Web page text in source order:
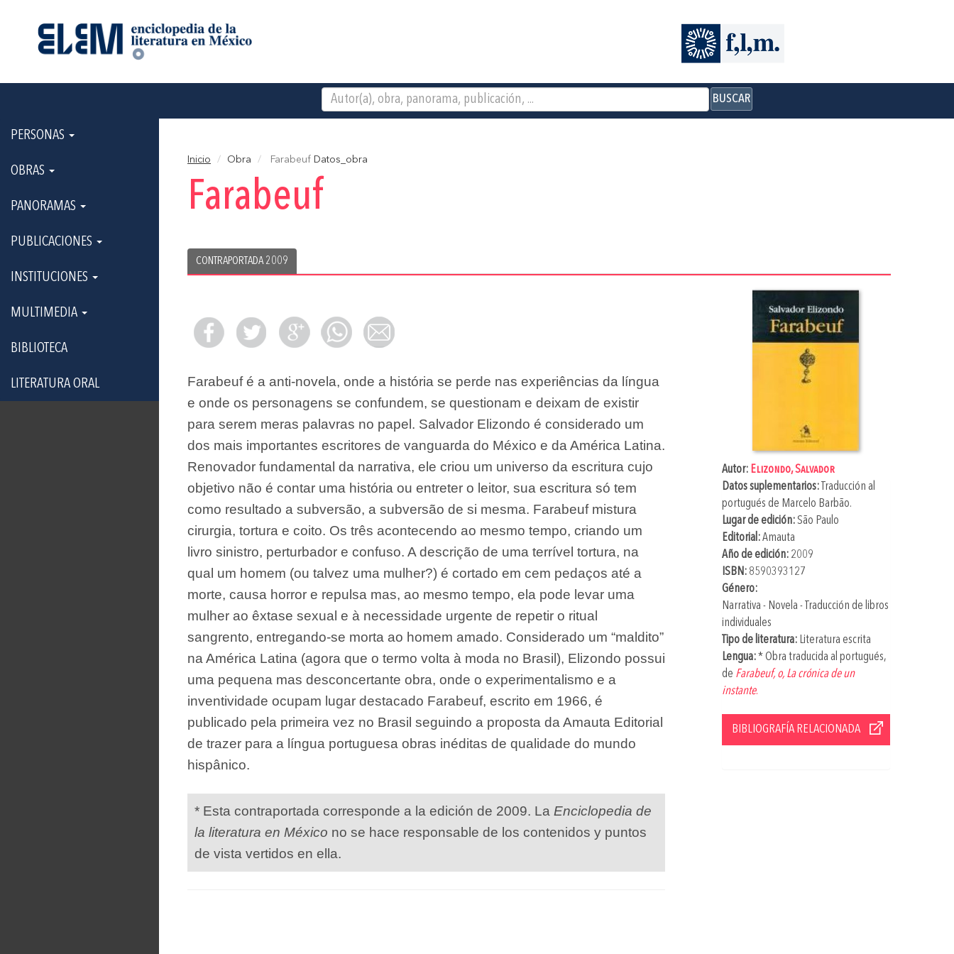
BUSCAR
PERSONAS
OBRAS
PANORAMAS
PUBLICACIONES
INSTITUCIONES
MULTIMEDIA
BIBLIOTECA
LITERATURA ORAL
Inicio Obra Farabeuf Datos_obra
Farabeuf
CONTRAPORTADA 2009
Autor: Elizondo, Salvador
Datos suplementarios: Traducción al
portugués de Marcelo Barbão.
Lugar de edición:São Paulo
Editorial:Amauta
Año de edición:2009
ISBN: 8590393127
Género:
Narrativa - Novela - Traducción de libros
individuales
Tipo de literatura:Literatura escrita
Lengua:* Obra traducida al portugués,
de Farabeuf, o, La crónica de un
instante.
BIBLIOGRAFÍA RELACIONADA
Farabeuf é a anti-novela, onde a história se perde nas experiências da língua
e onde os personagens se confundem, se questionam e deixam de existir
para serem meras palavras no papel. Salvador Elizondo é considerado um
dos mais importantes escritores de vanguarda do México e da América Latina.
Renovador fundamental da narrativa, ele criou um universo da escritura cujo
objetivo não é contar uma história ou entreter o leitor, sua escritura só tem
como resultado a subversão, a subversão de si mesma. Farabeuf mistura
cirurgia, tortura e coito. Os três acontecendo ao mesmo tempo, criando um
livro sinistro, perturbador e confuso. A descrição de uma terrível tortura, na
qual um homem (ou talvez uma mulher?) é cortado em cem pedaços até a
morte, causa horror e repulsa mas, ao mesmo tempo, ela pode levar uma
mulher ao êxtase sexual e à necessidade urgente de repetir o ritual
sangrento, entregando-se morta ao homem amado. Considerado um “maldito”
na América Latina (agora que o termo volta à moda no Brasil), Elizondo possui
uma pequena mas desconcertante obra, onde o experimentalismo e a
inventividade ocupam lugar destacado Farabeuf, escrito em 1966, é
publicado pela primeira vez no Brasil seguindo a proposta da Amauta Editorial
de trazer para a língua portuguesa obras inéditas de qualidade do mundo
hispânico.
* Esta contraportada corresponde a la edición de 2009. La Enciclopedia de
la literatura en México no se hace responsable de los contenidos y puntos
de vista vertidos en ella.